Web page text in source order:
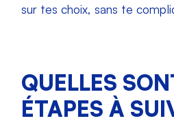
sur tes choix, sans te
QUELLES
ÉTAPES À